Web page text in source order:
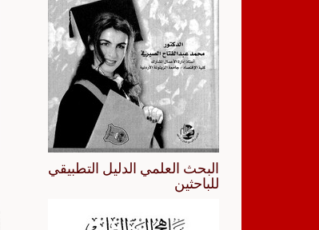
البحث العلمي الدليل التطبيقي
للباحثين